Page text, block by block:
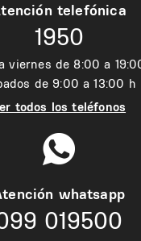
telefónica
1950
viernes de 8:00 a
de 9:00 a 13:00 h
todos los teléfonos
whatsapp
019500